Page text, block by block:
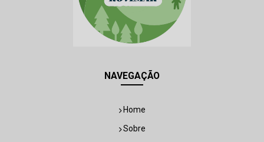
NAVEGAÇÃO
Home
Sobre